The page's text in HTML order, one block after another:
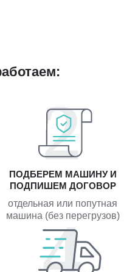
ПОДБЕРЕМ МАШИНУ И
ПОДПИШЕМ ДОГОВОР
отдельная или попутная
машина (без перегрузов)